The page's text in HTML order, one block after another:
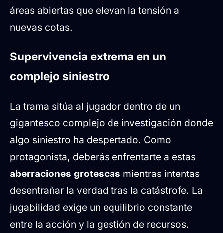
áreas abiertas que elevan la tensión a
nuevas cotas.
Supervivencia extrema en un
complejo siniestro
La trama sitúa al jugador dentro de un
gigantesco complejo de investigación donde
algo siniestro ha despertado. Como
protagonista, deberás enfrentarte a estas
aberraciones grotescas mientras intentas
desentrañar la verdad tras la catástrofe. La
jugabilidad exige un equilibrio constante
entre la acción y la gestión de recursos.